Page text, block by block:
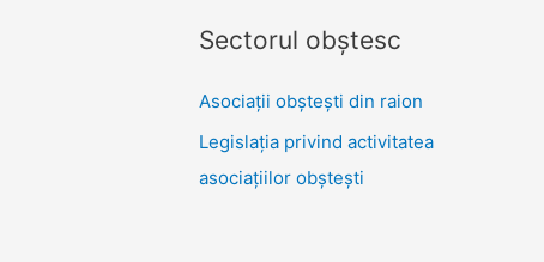
Sectorul obştesc
Asociaţii obşteşti din raion
Legislaţia privind activitatea
asociaţiilor obşteşti